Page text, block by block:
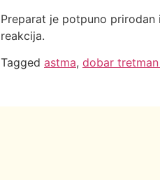
Preparat je potpuno prirodan
reakcija.
Tagged astma, dobar